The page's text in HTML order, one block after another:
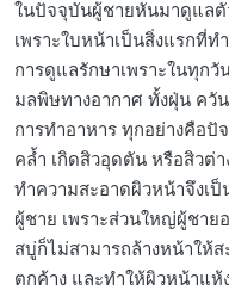
ในปัจจุบันผู้ชายหันมาดูแลตั
เพราะใบหน้าเป็นสิ่งแรกที่
การดูแลรักษาเพราะในทุก
มลพิษทางอากาศ ทั้งฝุ่น ควั
การทำอาหาร ทุกอย่างคือปั
คล้ำ เกิดสิวอุดตัน หรือสิวต่
ทำความสะอาดผิวหน้าจึงเ
ผู้ชาย เพราะส่วนใหญ่ผู้ชา
สบู่ก็ไม่สามารถล้างหน้าให้
ตกค้าง และทำให้ผิวหน้าแ